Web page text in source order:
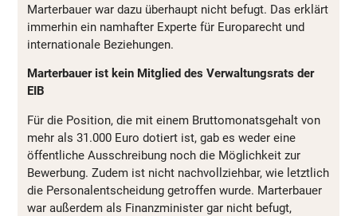
Marterbauer war dazu überhaupt nicht befugt. Das erklärt
immerhin ein namhafter Experte für Europarecht und
internationale Beziehungen.
Marterbauer ist kein Mitglied des Verwaltungsrats der
EIB
Für die Position, die mit einem Bruttomonatsgehalt von
mehr als 31.000 Euro dotiert ist, gab es weder eine
öffentliche Ausschreibung noch die Möglichkeit zur
Bewerbung. Zudem ist nicht nachvollziehbar, wie letztlich
die Personalentscheidung getroffen wurde. Marterbauer
war außerdem als Finanzminister gar nicht befugt,